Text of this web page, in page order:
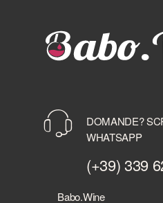
DOMANDE?
WHATSAPP
(+39) 339
Babo.Wine